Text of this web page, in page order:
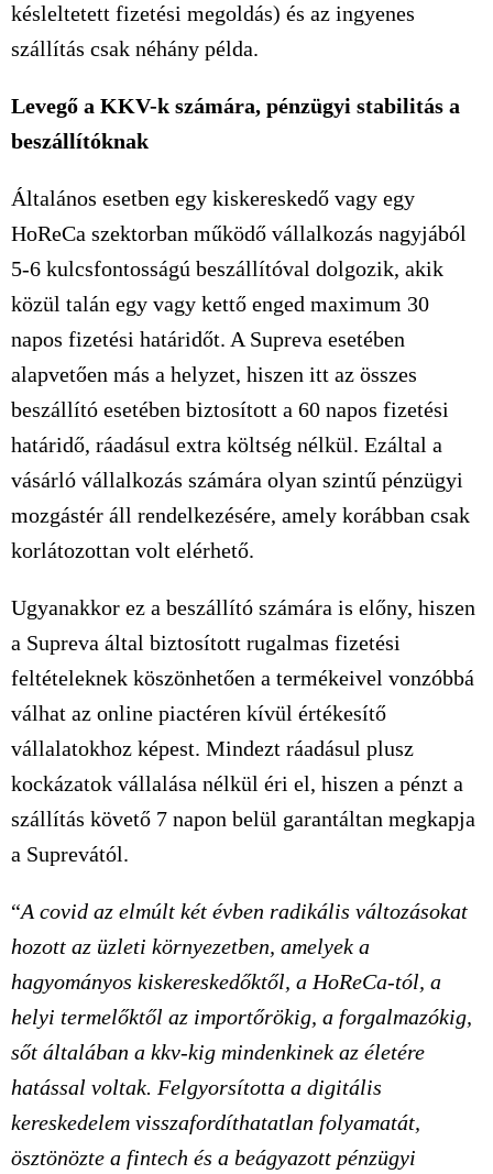
késleltetett fizetési megoldás) és az ingyenes
szállítás csak néhány példa.
Levegő a KKV-k számára, pénzügyi stabilitás a
beszállítóknak
Általános esetben egy kiskereskedő vagy egy
HoReCa szektorban működő vállalkozás nagyjából
5-6 kulcsfontosságú beszállítóval dolgozik, akik
közül talán egy vagy kettő enged maximum 30
napos fizetési határidőt. A Supreva esetében
alapvetően más a helyzet, hiszen itt az összes
beszállító esetében biztosított a 60 napos fizetési
határidő, ráadásul extra költség nélkül. Ezáltal a
vásárló vállalkozás számára olyan szintű pénzügyi
mozgástér áll rendelkezésére, amely korábban csak
korlátozottan volt elérhető.
Ugyanakkor ez a beszállító számára is előny, hiszen
a Supreva által biztosított rugalmas fizetési
feltételeknek köszönhetően a termékeivel vonzóbbá
válhat az online piactéren kívül értékesítő
vállalatokhoz képest. Mindezt ráadásul plusz
kockázatok vállalása nélkül éri el, hiszen a pénzt a
szállítás követő 7 napon belül garantáltan megkapja
a Suprevától.
“A covid az elmúlt két évben radikális változásokat
hozott az üzleti környezetben, amelyek a
hagyományos kiskereskedőktől, a HoReCa-tól, a
helyi termelőktől az importőrökig, a forgalmazókig,
sőt általában a kkv-kig mindenkinek az életére
hatással voltak. Felgyorsította a digitális
kereskedelem visszafordíthatatlan folyamatát,
ösztönözte a fintech és a beágyazott pénzügyi